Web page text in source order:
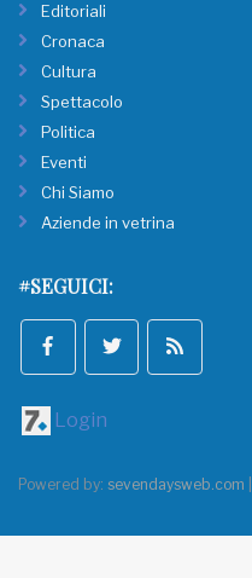
Editoriali
Cronaca
Cultura
Spettacolo
Politica
Eventi
Chi Siamo
Aziende in vetrina
#SEGUICI:
Login
Powered by: sevendaysweb.com